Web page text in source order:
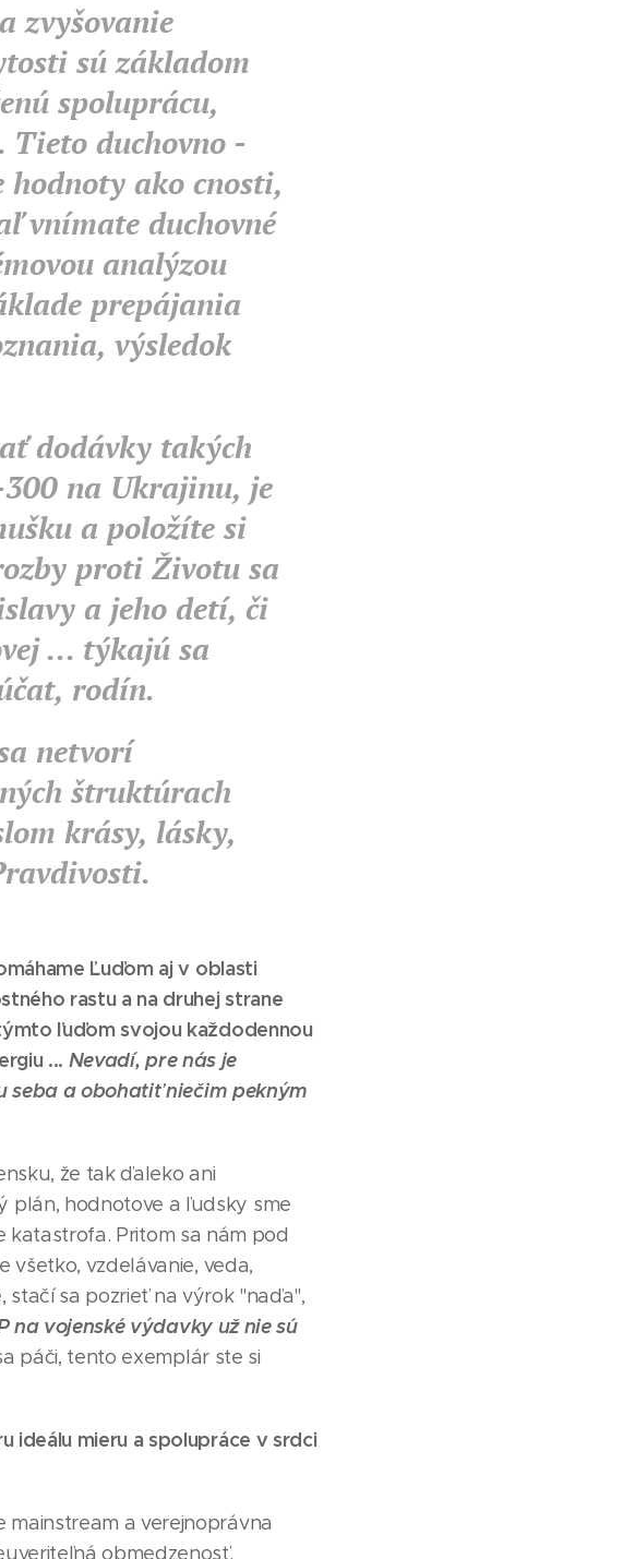
zvyšovanie
sú základom
spoluprácu,
Tieto duchovno -
hodnoty ako cnosti,
vnímate duchovné
analýzou
prepájania
výsledok
dodávky takých
300 na Ukrajinu, je
a položíte si
proti Životu sa
a jeho detí, či
... týkajú sa
rodín.
netvorí
štruktúrach
krásy, lásky,
Ľuďom aj v oblasti
rastu a na druhej strane
ľuďom svojou každodennou
... Nevadí, pre nás je
seba a obohatiť niečim pekným
že tak ďaleko ani
plán, hodnotove a ľudsky sme
katastrofa. Pritom sa nám pod
všetko, vzdelávanie, veda,
sa pozrieť na výrok "naďa",
na vojenské výdavky už nie sú
páči, tento exemplár ste si
ideálu mieru a spolupráce v srdci
a verejnoprávna
obmedzenosť.